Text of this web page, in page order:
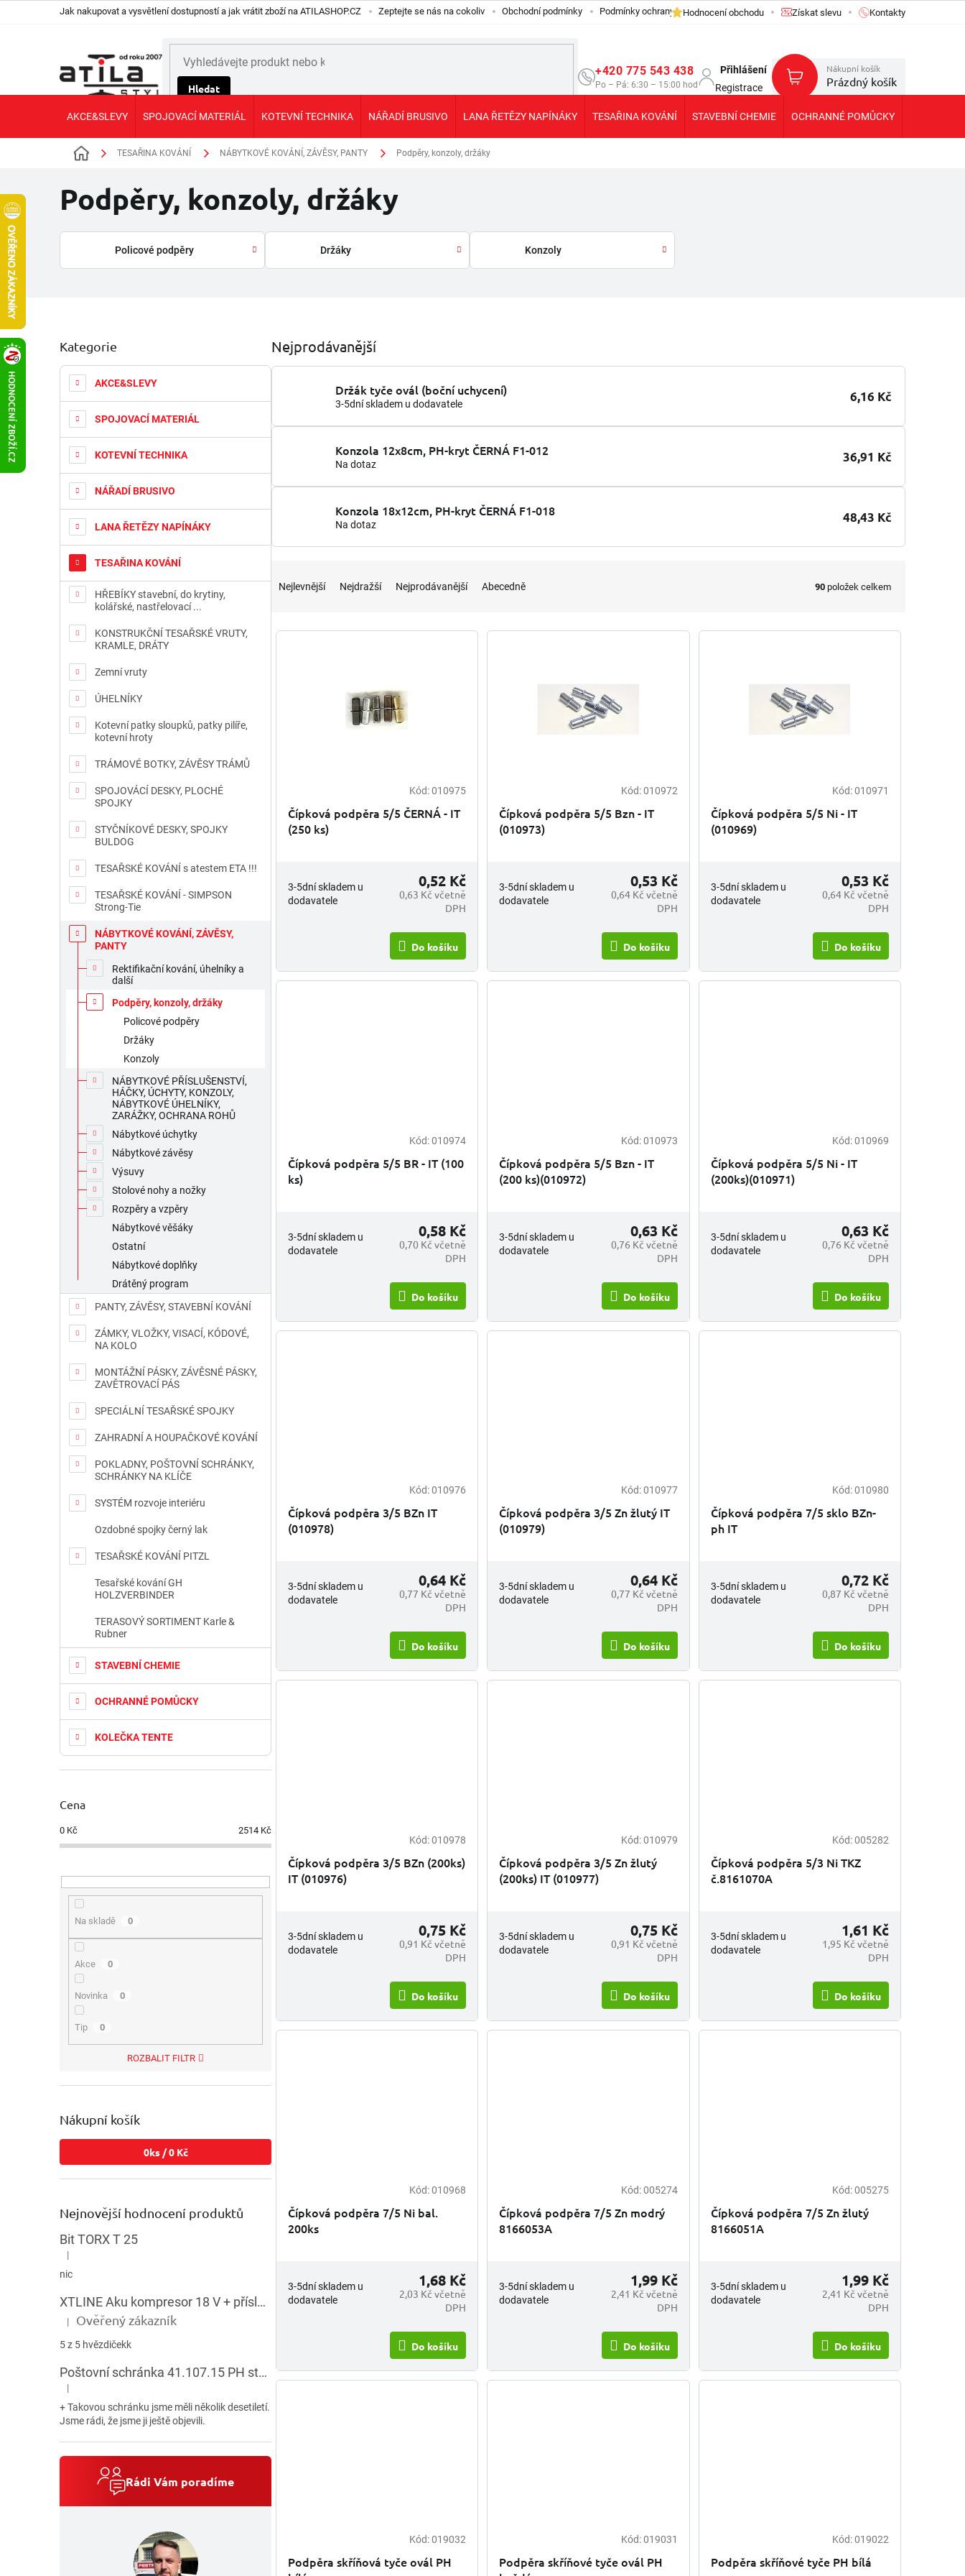
Jak nakupovat a vysvětlení dostupností a jak vrátit zboží na ATILASHOP.CZ Zeptejte se nás na cokoliv Obchodní podmínky Podmínky ochrany osobních údajů GDPR
Hodnocení obchodu Získat slevu Kontakty
Hledat
+420 775 543 438
Po – Pá: 6:30 – 15:00 hod
Přihlášení
Registrace
Nákupní košík
Prázdný košík
AKCE&SLEVY SPOJOVACÍ MATERIÁL KOTEVNÍ TECHNIKA NÁŘADÍ BRUSIVO LANA ŘETĚZY NAPÍNÁKY TESAŘINA KOVÁNÍ STAVEBNÍ CHEMIE OCHRANNÉ POMŮCKY
Domů TESAŘINA KOVÁNÍ NÁBYTKOVÉ KOVÁNÍ, ZÁVĚSY, PANTY Podpěry, konzoly, držáky
Podpěry, konzoly, držáky
Policové podpěry Držáky Konzoly
o
s
r
n
p
n
Přeskočit
kategorie
Kategorie
AKCE&SLEVY
SPOJOVACÍ MATERIÁL
KOTEVNÍ TECHNIKA
NÁŘADÍ BRUSIVO
LANA ŘETĚZY NAPÍNÁKY
TESAŘINA KOVÁNÍ
HŘEBÍKY stavební, do krytiny,
kolářské, nastřelovací ...
KONSTRUKČNÍ TESAŘSKÉ VRUTY,
KRAMLE, DRÁTY
Zemní vruty
ÚHELNÍKY
Kotevní patky sloupků, patky pilíře,
kotevní hroty
TRÁMOVÉ BOTKY, ZÁVĚSY TRÁMŮ
SPOJOVÁCÍ DESKY, PLOCHÉ
SPOJKY
STYČNÍKOVÉ DESKY, SPOJKY
BULDOG
TESAŘSKÉ KOVÁNÍ s atestem ETA !!!
TESAŘSKÉ KOVÁNÍ - SIMPSON
Strong-Tie
NÁBYTKOVÉ KOVÁNÍ, ZÁVĚSY,
PANTY
Rektifikační kování, úhelníky a
další
Podpěry, konzoly, držáky
Policové podpěry
Držáky
Konzoly
NÁBYTKOVÉ PŘÍSLUŠENSTVÍ,
HÁČKY, ÚCHYTY, KONZOLY,
NÁBYTKOVÉ ÚHELNÍKY,
ZARÁŽKY, OCHRANA ROHŮ
Nábytkové úchytky
Nábytkové závěsy
Výsuvy
Stolové nohy a nožky
Rozpěry a vzpěry
Nábytkové věšáky
Ostatní
Nábytkové doplňky
Drátěný program
PANTY, ZÁVĚSY, STAVEBNÍ KOVÁNÍ
ZÁMKY, VLOŽKY, VISACÍ, KÓDOVÉ,
NA KOLO
MONTÁŽNÍ PÁSKY, ZÁVĚSNÉ PÁSKY,
ZAVĚTROVACÍ PÁS
SPECIÁLNÍ TESAŘSKÉ SPOJKY
ZAHRADNÍ A HOUPAČKOVÉ KOVÁNÍ
POKLADNY, POŠTOVNÍ SCHRÁNKY,
SCHRÁNKY NA KLÍČE
SYSTÉM rozvoje interiéru
Ozdobné spojky černý lak
TESAŘSKÉ KOVÁNÍ PITZL
Tesařské kování GH
HOLZVERBINDER
TERASOVÝ SORTIMENT Karle &
Rubner
STAVEBNÍ CHEMIE
OCHRANNÉ POMŮCKY
KOLEČKA TENTE
Cena
0 Kč 2514 Kč
Na skladě 0
Akce 0
Novinka 0
Tip 0
ROZBALIT FILTR
Nákupní košík
0ks /0 Kč
Nejnovější hodnocení produktů
Bit TORX T 25
Hodnocení produktu je 5 z 5 hvězdiček.
|
nic
XTLINE Aku kompresor 18 V + příslušenství
Hodnocení produktu je 5 z 5 hvězdiček.
| Ověřený zákazník
5 z 5 hvězdičekk
Poštovní schránka 41.107.15 PH stojatá HNĚDÁ
Hodnocení produktu je 5 z 5 hvězdiček.
|
+ Takovou schránku jsme měli několik desetiletí.
Jsme rádi, že jsme ji ještě objevili.
Rádi Vám poradíme
Nejprodávanější
Držák tyče ovál (boční uchycení)
3-5dní skladem u dodavatele 6,16 Kč
Konzola 12x8cm, PH-kryt ČERNÁ F1-012
Na dotaz 36,91 Kč
Konzola 18x12cm, PH-kryt ČERNÁ F1-018
Na dotaz 48,43 Kč
n
Nejlevnější Nejdražší Nejprodávanější Abecedně 90 položek celkem
V
Kód:010975
Čípková podpěra 5/5 ČERNÁ - IT
(250 ks)
3-5dní skladem u
dodavatele
0,63 Kč včetně
DPH
0,52 Kč
Do košíku
Kód:010972
Čípková podpěra 5/5 Bzn - IT
(010973)
3-5dní skladem u
dodavatele
0,64 Kč včetně
DPH
0,53 Kč
Do košíku
Kód:010971
Čípková podpěra 5/5 Ni - IT
(010969)
3-5dní skladem u
dodavatele
0,64 Kč včetně
DPH
0,53 Kč
Do košíku
Kód:010974
Čípková podpěra 5/5 BR - IT (100
ks)
3-5dní skladem u
dodavatele
0,70 Kč včetně
DPH
0,58 Kč
Do košíku
Kód:010973
Čípková podpěra 5/5 Bzn - IT
(200 ks)(010972)
3-5dní skladem u
dodavatele
0,76 Kč včetně
DPH
0,63 Kč
Do košíku
Kód:010969
Čípková podpěra 5/5 Ni - IT
(200ks)(010971)
3-5dní skladem u
dodavatele
0,76 Kč včetně
DPH
0,63 Kč
Do košíku
Kód:010976
Čípková podpěra 3/5 BZn IT
(010978)
3-5dní skladem u
dodavatele
0,77 Kč včetně
DPH
0,64 Kč
Do košíku
Kód:010977
Čípková podpěra 3/5 Zn žlutý IT
(010979)
3-5dní skladem u
dodavatele
0,77 Kč včetně
DPH
0,64 Kč
Do košíku
Kód:010980
Čípková podpěra 7/5 sklo BZn-
ph IT
3-5dní skladem u
dodavatele
0,87 Kč včetně
DPH
0,72 Kč
Do košíku
Kód:010978
Čípková podpěra 3/5 BZn (200ks)
IT (010976)
3-5dní skladem u
dodavatele
0,91 Kč včetně
DPH
0,75 Kč
Do košíku
Kód:010979
Čípková podpěra 3/5 Zn žlutý
(200ks) IT (010977)
3-5dní skladem u
dodavatele
0,91 Kč včetně
DPH
0,75 Kč
Do košíku
Kód:005282
Čípková podpěra 5/3 Ni TKZ
č.8161070A
3-5dní skladem u
dodavatele
1,95 Kč včetně
DPH
1,61 Kč
Do košíku
Kód:010968
Čípková podpěra 7/5 Ni bal.
200ks
3-5dní skladem u
dodavatele
2,03 Kč včetně
DPH
1,68 Kč
Do košíku
Kód:005274
Čípková podpěra 7/5 Zn modrý
8166053A
3-5dní skladem u
dodavatele
2,41 Kč včetně
DPH
1,99 Kč
Do košíku
Kód:005275
Čípková podpěra 7/5 Zn žlutý
8166051A
3-5dní skladem u
dodavatele
2,41 Kč včetně
DPH
1,99 Kč
Do košíku
Kód:019032
Podpěra skříňová tyče ovál PH
Kód:019031
Podpěra skříňové tyče ovál PH
Kód:019022
Podpěra skříňové tyče PH bílá